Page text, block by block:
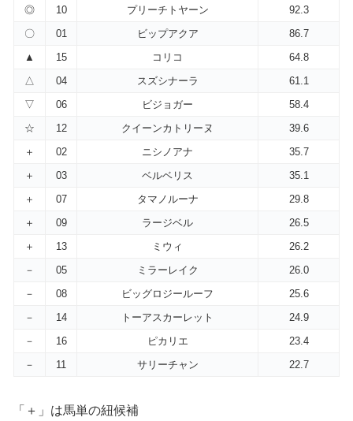
◎ 10 プリーチトヤーン
92.3
〇
01 ビップアクア
86.7
▲
15 コリコ
64.8
△
04 スズシナーラ
61.1
▽
06 ビジョガー
58.4
☆
12 クイーンカトリーヌ
39.6
＋
02 ニシノアナ
35.7
＋
03 ベルベリス
35.1
＋
07 タマノルーナ
29.8
＋
09 ラージベル
26.5
＋
13 ミウィ
26.2
－
05 ミラーレイク
26.0
－
08 ビッグロジールーフ
25.6
－
14 トーアスカーレット
24.9
－
16 ピカリエ
23.4
－
11 サリーチャン 22.7
「＋」は馬単の紐候補